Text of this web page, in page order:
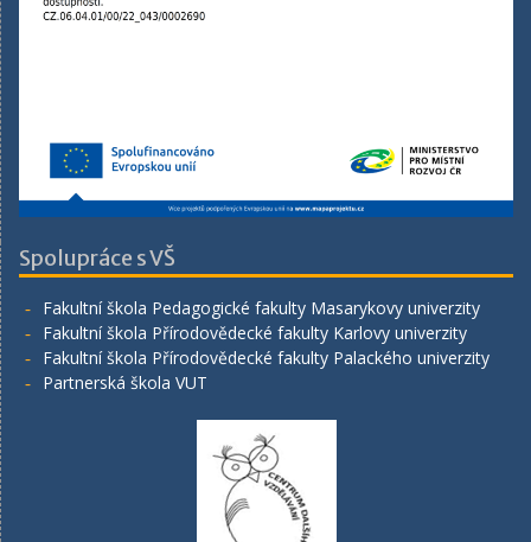
Spolupráce s VŠ
Fakultní škola Pedagogické fakulty Masarykovy univerzity
Fakultní škola Přírodovědecké fakulty Karlovy univerzity
Fakultní škola Přírodovědecké fakulty Palackého univerzity
Partnerská škola VUT